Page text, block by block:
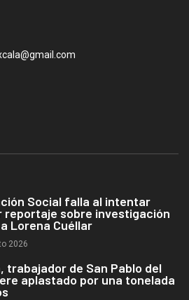
Social falla al intentar
reportaje sobre investigación
Lorena Cuéllar
2026
trabajador de San Pablo del
aplastado por una tonelada